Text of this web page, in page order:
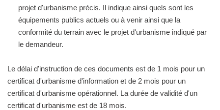
projet d'urbanisme précis. Il indique ainsi quels sont les
équipements publics actuels ou à venir ainsi que la
conformité du terrain avec le projet d'urbanisme indiqué par
le demandeur.
Le délai d'instruction de ces documents est de 1 mois pour un
certificat d'urbanisme d'information et de 2 mois pour un
certificat d'urbanisme opérationnel. La durée de validité d'un
certificat d'urbanisme est de 18 mois.